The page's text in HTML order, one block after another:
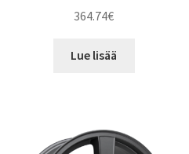
364.74€
Lue lisää